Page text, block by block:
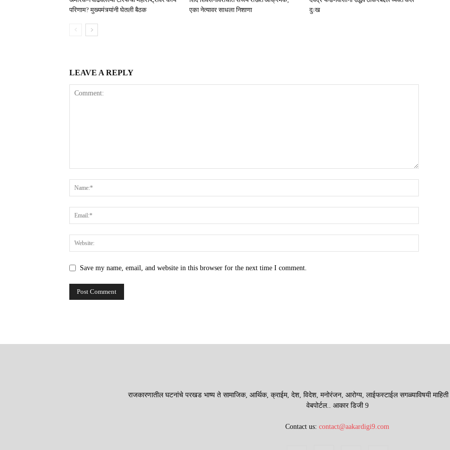
परिणाम? मुख्यमंत्र्यांनी घेतली बैठक
एका नेत्यावर साधला निशाणा
दुःख
LEAVE A REPLY
Save my name, email, and website in this browser for the next time I comment.
राजकारणातील घटनांचे परखड भाष्य ते सामाजिक, आर्थिक, क्राईम, देश, विदेश, मनोरंजन, आरोग्य, लाईफस्टाईल सगळ्याविषयी माहिती
वेबपोर्टल.. आकार डिजी 9
Contact us:contact@aakardigi9.com